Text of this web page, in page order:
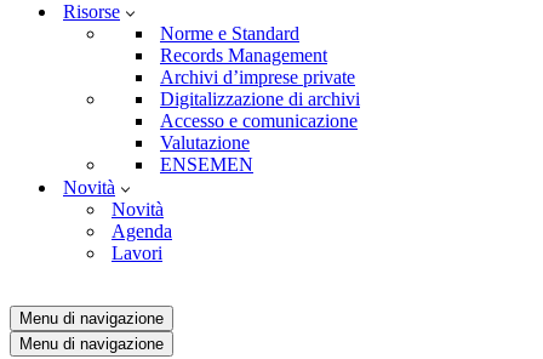
Risorse
Norme e Standard
Records Management
Archivi d’imprese private
Digitalizzazione di archivi
Accesso e comunicazione
Valutazione
ENSEMEN
Novità
Novità
Agenda
Lavori
Menu di navigazione
Menu di navigazione